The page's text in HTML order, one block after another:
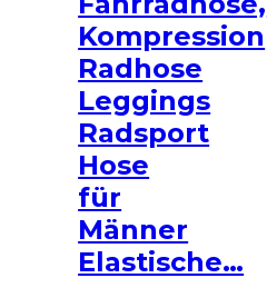
Kompression
Radhose
Leggings
Radsport
Hose
für
Männer
Elastische…